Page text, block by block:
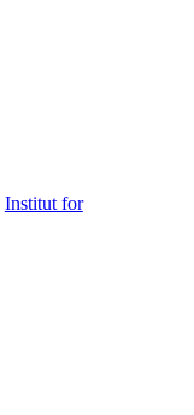
Institut for